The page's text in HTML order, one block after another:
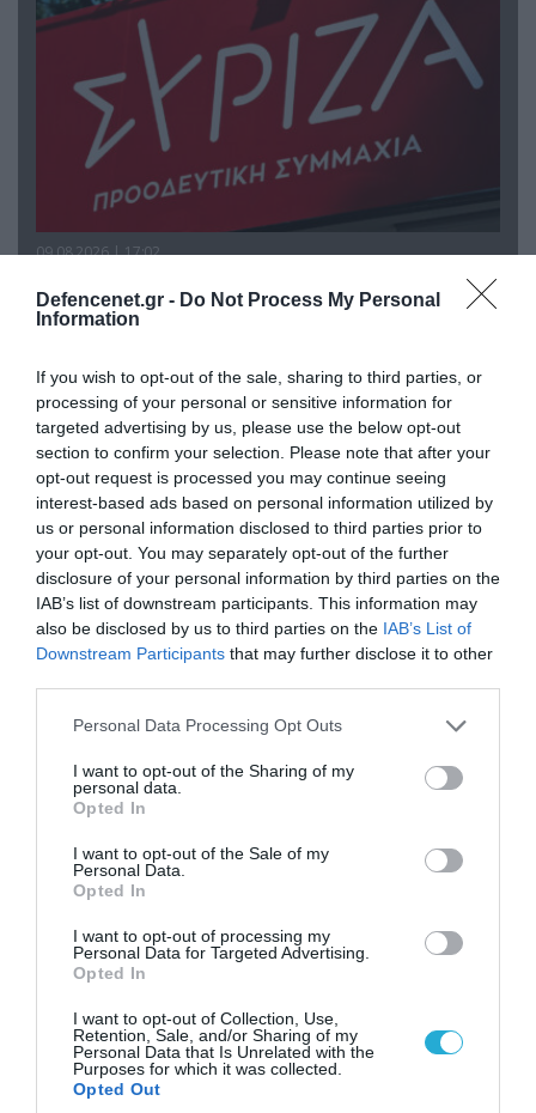
Defencenet.gr - Do Not Process My Personal
Information
If you wish to opt-out of the sale, sharing to third parties, or
processing of your personal or sensitive information for
targeted advertising by us, please use the below opt-out
section to confirm your selection. Please note that after your
opt-out request is processed you may continue seeing
interest-based ads based on personal information utilized by
us or personal information disclosed to third parties prior to
your opt-out. You may separately opt-out of the further
disclosure of your personal information by third parties on the
IAB’s list of downstream participants. This information may
also be disclosed by us to third parties on the IAB’s List of
Downstream Participants that may further disclose it to other
Please note that this website/app uses one or more Google
not limited to your visit or usage behaviour. You may click to
grant or deny consent to Google and its third-party tags to
use your data for below specified purposes in below Google
consent section.
Personal Data Processing Opt Outs
I want to opt-out of the Sharing of my
personal data.
Opted In
I want to opt-out of the Sale of my
Personal Data.
Opted In
I want to opt-out of processing my
Personal Data for Targeted Advertising.
Opted In
I want to opt-out of Collection, Use,
Retention, Sale, and/or Sharing of my
Personal Data that Is Unrelated with the
Purposes for which it was collected.
Opted Out
09.08.2026 | 17:02
ΣΥΡΙΖΑ για υποκλοπές: «Το (παρα)κράτος της ΝΔ
έχει συνέχεια και συνέπεια»
08.08.2026 | 09:02
«Η απόλυτη τραγωδία»: Η «αιχμηρή» ανάρτηση
του Αρκά για τα τατουάζ (φωτο)
07.08.2026 | 20:02
Ο Γιάννης Αλαφούζος «τέλειωσε» τον